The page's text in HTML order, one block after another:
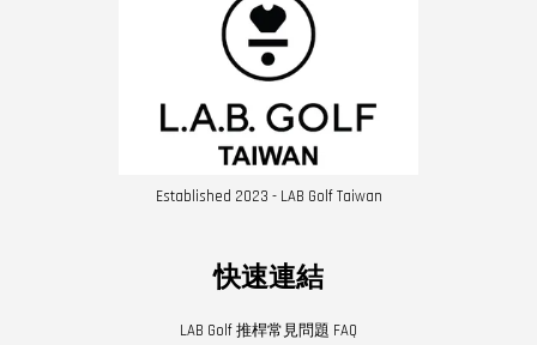
Established 2023 - LAB Golf Taiwan
快速連結
LAB Golf 推桿常見問題 FAQ